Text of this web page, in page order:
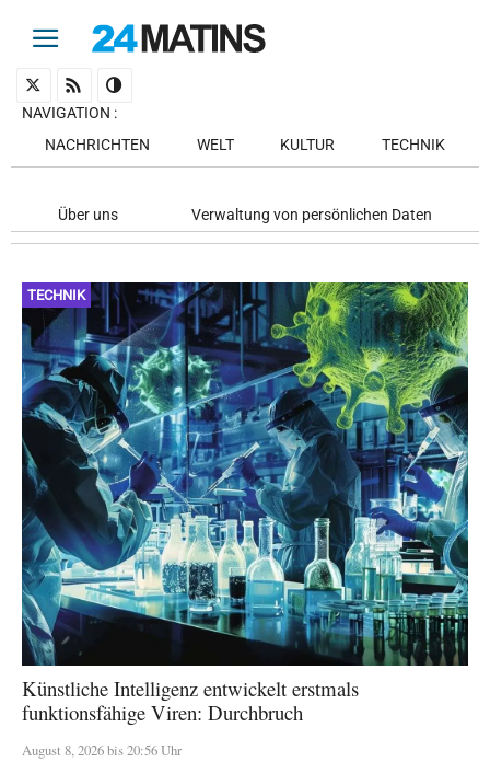
NAVIGATION :
NACHRICHTEN
WELT KULTUR TECHNIK
Über uns Verwaltung von persönlichen Daten
TECHNIK
Künstliche Intelligenz entwickelt erstmals
funktionsfähige Viren: Durchbruch
August 8, 2026 bis 20:56 Uhr